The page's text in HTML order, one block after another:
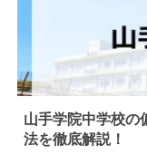
山手学院中学校の
法を徹底解説！